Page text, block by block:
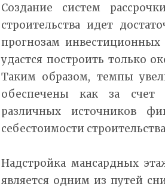
Создание систем
строительства идет
прогнозам
удастся построить только
Таким образом, темпы
обеспечены как за счет
различных источников
себестоимости
Надстройка мансардных
является одним из путей